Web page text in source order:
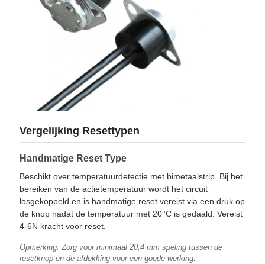
Vergelijking Resettypen
Handmatige Reset Type
Beschikt over temperatuurdetectie met bimetaalstrip. Bij het
bereiken van de actietemperatuur wordt het circuit
losgekoppeld en is handmatige reset vereist via een druk op
de knop nadat de temperatuur met 20°C is gedaald. Vereist
4-6N kracht voor reset.
Opmerking: Zorg voor minimaal 20,4 mm speling tussen de
resetknop en de afdekking voor een goede werking.